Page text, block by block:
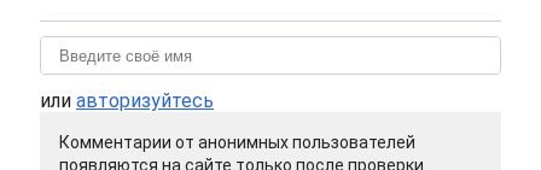
или авторизуйтесь
Комментарии от анонимных пользователей
появляются на сайте только после проверки